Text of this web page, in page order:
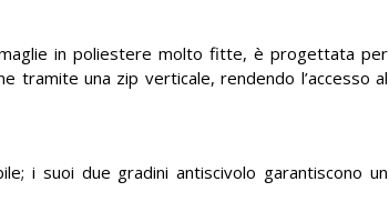
maglie in poliestere molto fitte, è progettata per
tramite una zip verticale, rendendo l’accesso al
i suoi due gradini antiscivolo garantiscono un